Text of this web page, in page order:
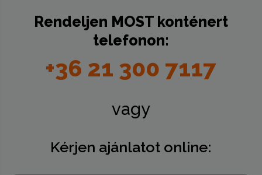
Rendeljen MOSTkonténert
telefonon:
+36 21 300 7117
vagy
Kérjen ajánlatot online: